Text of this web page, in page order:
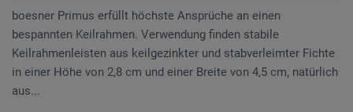
boesner Primus erfüllt höchste Ansprüche an einen
bespannten Keilrahmen. Verwendung finden stabile
Keilrahmenleisten aus keilgezinkter und stabverleimter Fichte
in einer Höhe von 2,8 cm und einer Breite von 4,5 cm, natürlich
aus...